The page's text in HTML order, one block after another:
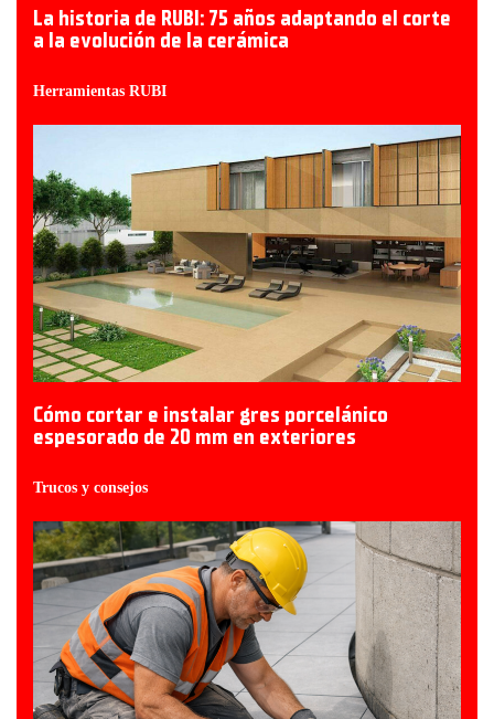
La historia de RUBI: 75 años adaptando el corte
a la evolución de la cerámica
Herramientas RUBI
Cómo cortar e instalar gres porcelánico
espesorado de 20 mm en exteriores
Trucos y consejos